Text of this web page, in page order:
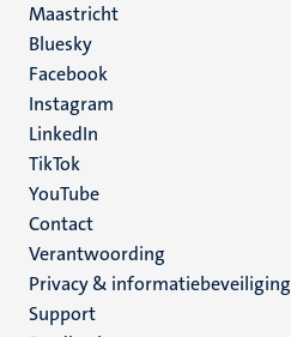
Maastricht
Social
media
Bluesky
Facebook
Instagram
LinkedIn
TikTok
YouTube
Menu
footer
(NL)
Contact
Verantwoording
Privacy & informatiebeveiliging
Support